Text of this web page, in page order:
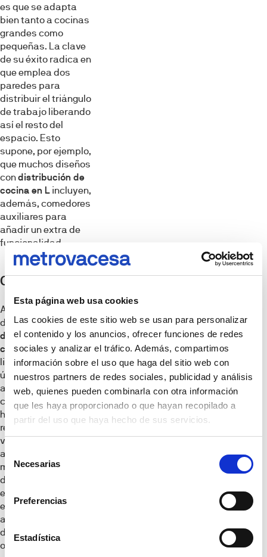
Esta página web usa cookies
Las cookies de este sitio web se usan para personalizar
el contenido y los anuncios, ofrecer funciones de redes
sociales y analizar el tráfico. Además, compartimos
información sobre el uso que haga del sitio web con
nuestros partners de redes sociales, publicidad y análisis
web, quienes pueden combinarla con otra información
que les haya proporcionado o que hayan recopilado a
partir del uso que haya hecho de sus servicios.
Selección
de Necesarias
Preferencias
Estadística
es que se adapta
bien tanto a cocinas
grandes como
pequeñas. La clave
de su éxito radica en
que emplea dos
paredes para
distribuir el triángulo
de trabajo liberando
así el resto del
espacio. Esto
supone, por ejemplo,
que muchos diseños
condistribución de
cocina en L incluyen,
además, comedores
auxiliares para
añadir un extra de
funcionalidad.
Cocina lineal
Al contrario que la
distribución en L, la
distribución de
cocina linealse
limita a ocupar una
única pared. Lo que,
a priori, pudiera
considerarse un
hándicap es en
realidad su mayor
ventaja para
aprovechar al
máximo las
dimensiones de una
estancia alargada y
estrecha o, incluso,
apostar por un
diseño de cocina
oculta integrada con